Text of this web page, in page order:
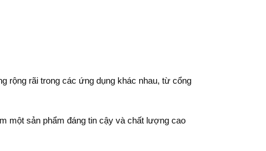
rãi trong các ứng dụng khác nhau, từ cổng
một sản phẩm đáng tin cậy và chất lượng cao